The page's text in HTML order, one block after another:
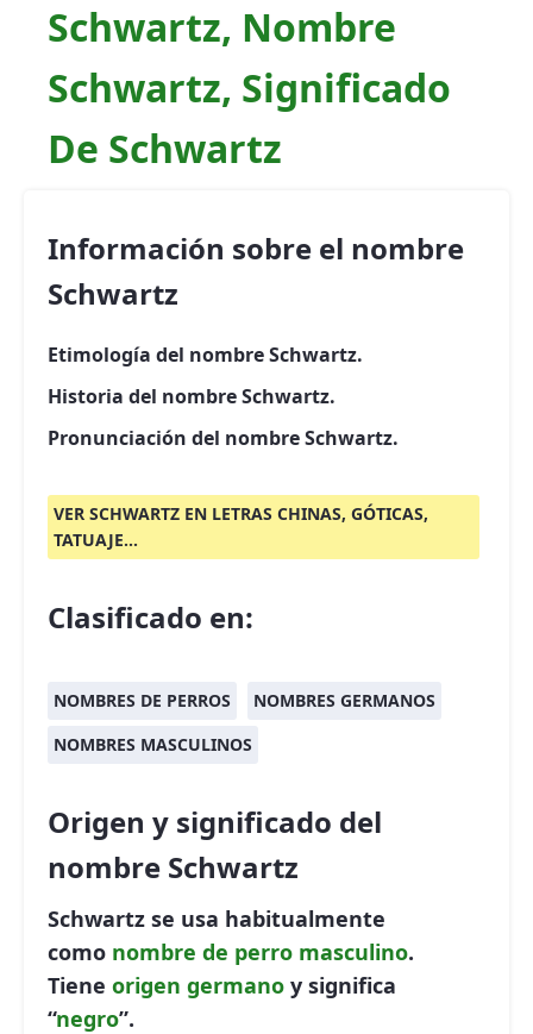
Schwartz, Nombre
Schwartz, Significado
De Schwartz
Información sobre el nombre
Schwartz
Etimología del nombre Schwartz.
Historia del nombre Schwartz.
Pronunciación del nombre Schwartz.
VER SCHWARTZ EN LETRAS CHINAS, GÓTICAS,
TATUAJE...
Clasificado en:
NOMBRES DE PERROS
NOMBRES GERMANOS
NOMBRES MASCULINOS
Origen y significado del
nombre Schwartz
Schwartz se usa habitualmente
como nombre de perro masculino.
Tiene origen germano y significa
“negro”.